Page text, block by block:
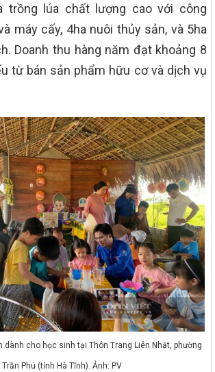
trồng lúa chất lượng cao với công
máy cấy, 4ha nuôi thủy sản, và 5ha
Doanh thu hàng năm đạt khoảng 8
từ bán sản phẩm hữu cơ và dịch vụ
dành cho học sinh tại Thôn Trang Liên Nhật, phường
Trần Phú (tỉnh Hà Tĩnh). Ảnh: PV